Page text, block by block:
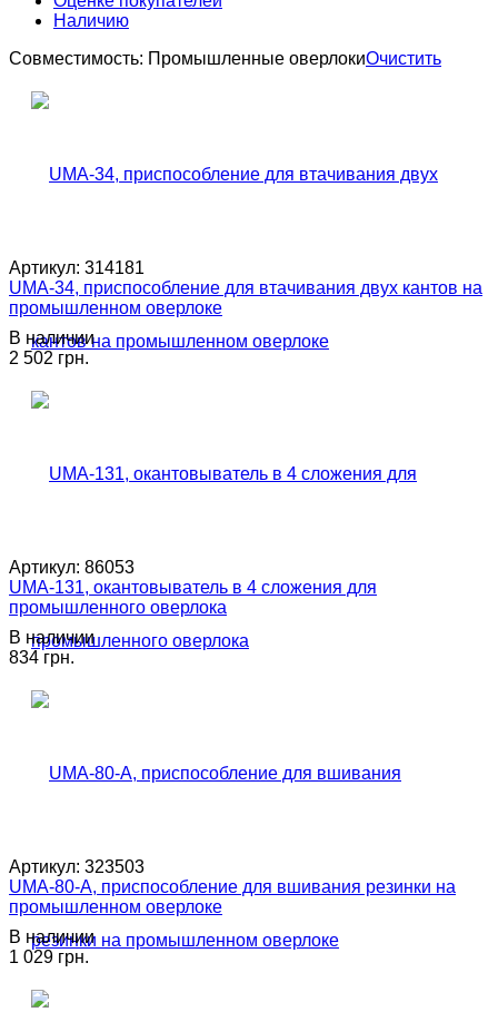
Наличию
Совместимость: Промышленные оверлокиОчистить
Артикул: 314181
UMA-34, приспособление для втачивания двух кантов на
промышленном оверлоке
В наличии
2 502 грн.
Артикул: 86053
UMA-131, окантовыватель в 4 сложения для
промышленного оверлока
В наличии
834 грн.
Артикул: 323503
UMA-80-A, приспособление для вшивания резинки на
промышленном оверлоке
В наличии
1 029 грн.